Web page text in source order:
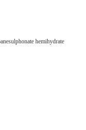
hemihydrate